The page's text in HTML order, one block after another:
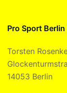
Pro Sport
Torsten
14053 Berlin